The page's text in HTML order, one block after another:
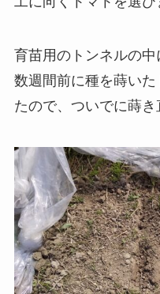
育苗用のトンネルの中
数週間前に種を蒔い
たので、ついでに蒔き